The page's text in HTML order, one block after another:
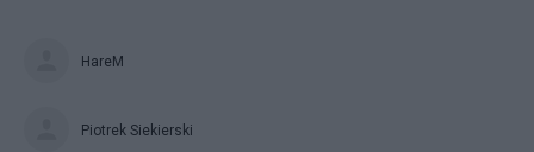
HareM
Piotrek Siekierski